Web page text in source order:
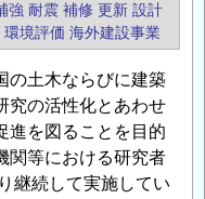
強 耐震 補修 更新 設計
環境評価 海外建設事業
の土木ならびに建築
究の活性化とあわせ
進を図ることを目的
関等における研究者
継続して実施してい